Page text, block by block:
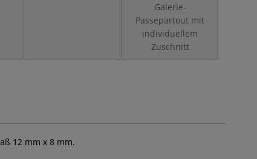
Galerie-
Passepartout mit
individuellem
Zuschnitt
12 mm x 8 mm.